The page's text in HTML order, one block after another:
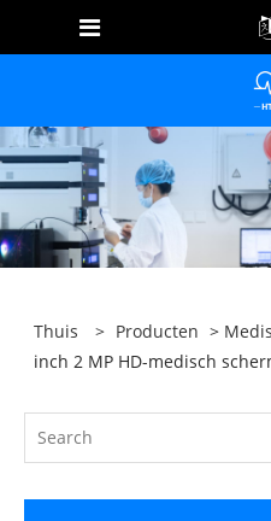
Thuis > Producten >
inch 2 MP HD-medisch